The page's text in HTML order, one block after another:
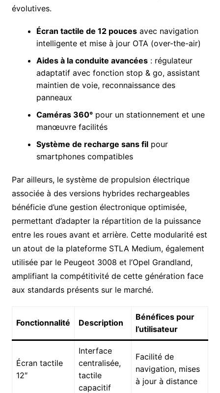
évolutives.
Écran tactile de 12 poucesavec navigation
intelligente et mise à jour OTA (over-the-air)
Aides à la conduite avancées: régulateur
adaptatif avec fonction stop & go, assistant
maintien de voie, reconnaissance des
panneaux
Caméras 360°pour un stationnement et une
manœuvre facilités
Système de recharge sans filpour
smartphones compatibles
Par ailleurs, le système de propulsion électrique
associée à des versions hybrides rechargeables
bénéficie d’une gestion électronique optimisée,
permettant d’adapter la répartition de la puissance
entre les roues avant et arrière. Cette modularité est
un atout de la plateforme STLA Medium, également
utilisée par le Peugeot 3008 et l’Opel Grandland,
amplifiant la compétitivité de cette génération face
aux standards présents sur le marché.
Fonctionnalité Description
Bénéfices pour
l’utilisateur
Écran tactile
12″
Interface
centralisée,
tactile
capacitif
Facilité de
navigation, mises
à jour à distance